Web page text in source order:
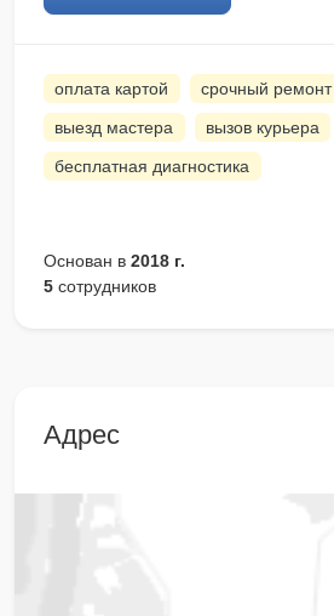
оплата картой срочный ремонт
выезд мастера вызов курьера
бесплатная диагностика
Основан в 2018 г.
5 сотрудников
Адрес